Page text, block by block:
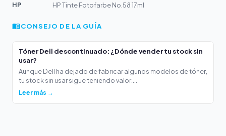
HP
HP Tinte Fotofarbe No.58 17ml
CONSEJO DE LA GUÍA
Tóner Dell descontinuado: ¿Dónde vender tu stock sin
usar?
Aunque Dell ha dejado de fabricar algunos modelos de tóner,
tu stock sin usar sigue teniendo valor....
Leer más →